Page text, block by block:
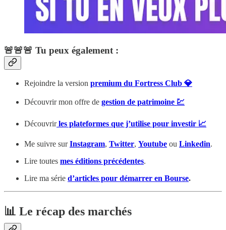
🚨🚨🚨 Tu peux également :
Rejoindre la version premium du Fortress Club 💎
Découvrir mon offre de gestion de patrimoine 💹
Découvrirles plateformes que j’utilise pour investir 📈
Me suivre surInstagram, Twitter, Youtube ou Linkedin.
Lire toutes mes éditions précédentes.
Lire ma série d’articles pour démarrer en Bourse.
📊 Le récap des marchés